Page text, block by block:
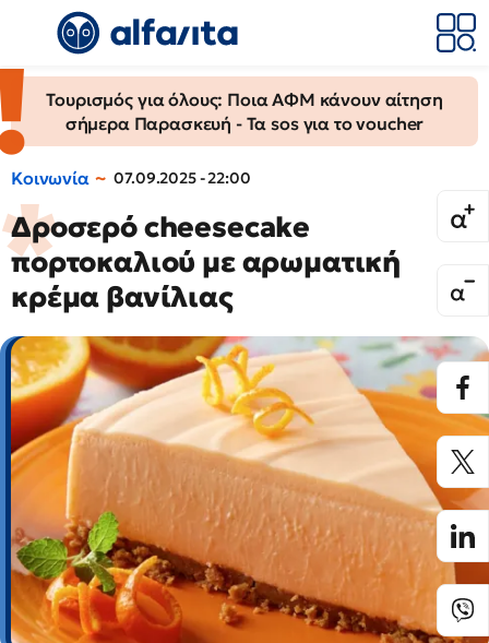
Τουρισμός για όλους: Ποια ΑΦΜ κάνουν αίτηση
σήμερα Παρασκευή - Τα sos για το voucher
Κοινωνία 07.09.2025 - 22:00
Δροσερό cheesecake
πορτοκαλιού με αρωματική
κρέμα βανίλιας